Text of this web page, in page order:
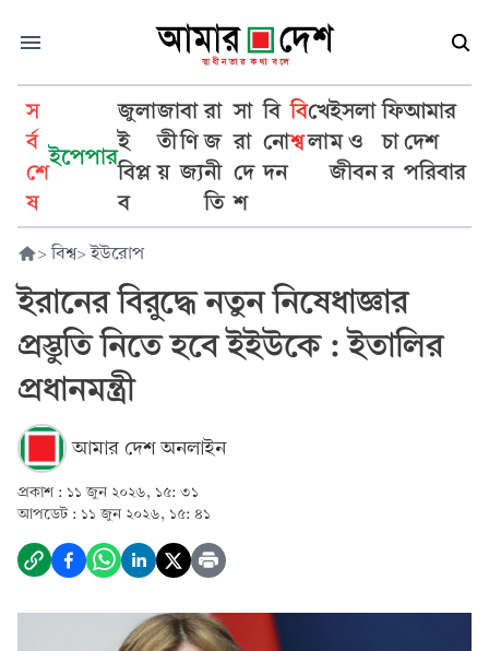
স
র্ব
শে
ষ
ইপেপার
জুলা
ই
বিপ্ল
ব
জা
তী
য়
বা
ণি
জ্য
রা
জ
নী
তি
সা
রা
দে
শ
বি
নো
দন
বি
শ্ব
খে
লা
ইসলা
ম ও
জীবন
ফি
চা
র
আমার
দেশ
পরিবার
> বিশ্ব> ইউরোপ
ইরানের বিরুদ্ধে নতুন নিষেধাজ্ঞার
প্রস্তুতি নিতে হবে ইইউকে : ইতালির
প্রধানমন্ত্রী
আমার দেশ অনলাইন
প্রকাশ : ১১ জুন ২০২৬, ১৫: ৩১
আপডেট : ১১ জুন ২০২৬, ১৫: ৪১